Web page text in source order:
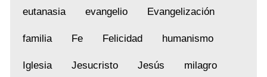
eutanasia evangelio Evangelización
familia Fe Felicidad humanismo
Iglesia Jesucristo Jesús milagro